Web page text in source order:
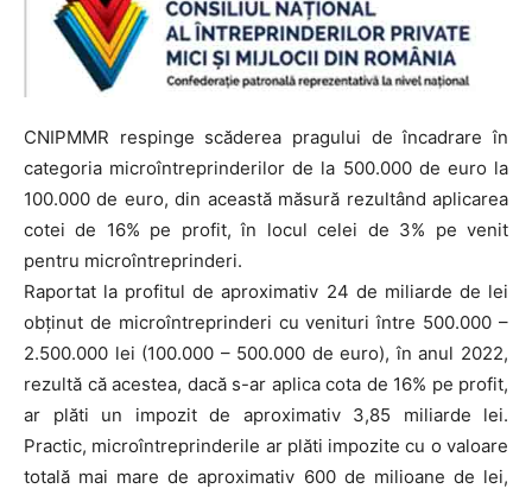
CNIPMMR respinge scăderea pragului de încadrare în
categoria microîntreprinderilor de la 500.000 de euro la
100.000 de euro, din această măsură rezultând aplicarea
cotei de 16% pe profit, în locul celei de 3% pe venit
pentru microîntreprinderi.
Raportat la profitul de aproximativ 24 de miliarde de lei
obținut de microîntreprinderi cu venituri între 500.000 –
2.500.000 lei (100.000 – 500.000 de euro), în anul 2022,
rezultă că acestea, dacă s-ar aplica cota de 16% pe profit,
ar plăti un impozit de aproximativ 3,85 miliarde lei.
Practic, microîntreprinderile ar plăti impozite cu o valoare
totală mai mare de aproximativ 600 de milioane de lei,